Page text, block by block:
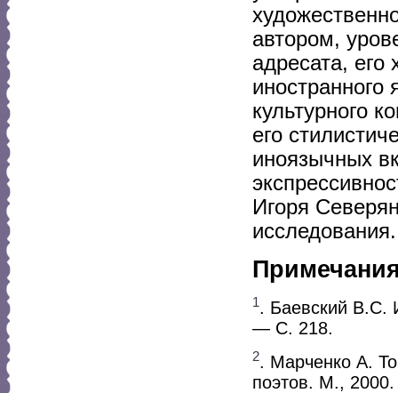
автором,
адресата, его
иностранного
культурного
его
иноязычных
Игоря
исследования.
1. Баевский В.С.
— С. 218.
2. Марченко А.
поэтов. М.,